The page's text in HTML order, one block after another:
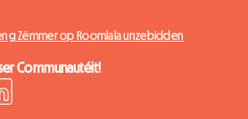
Zëmmer op Roomlala unzebidden
Communautéit!